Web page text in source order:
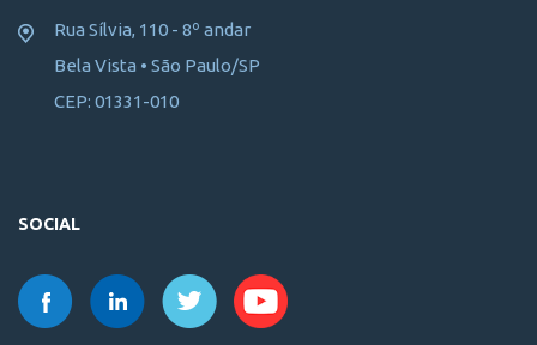
Rua Sílvia, 110 - 8º andar
Bela Vista • São Paulo/SP
CEP: 01331-010
SOCIAL